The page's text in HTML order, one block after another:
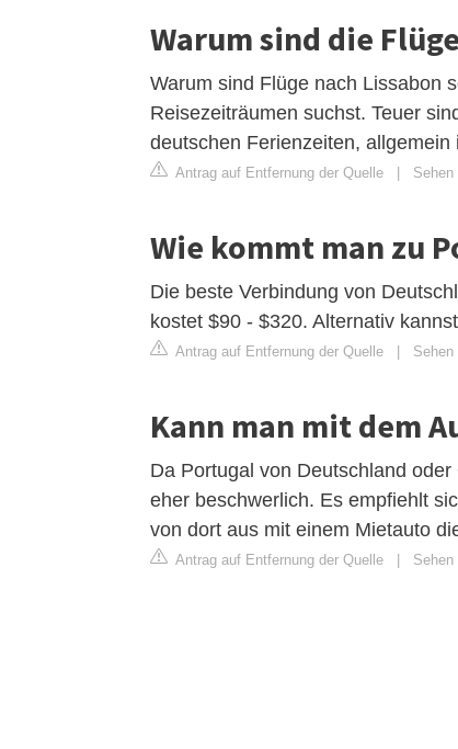
Warum sind die
Warum sind Flüge nach Lissabon
Reisezeiträumen suchst. Teuer
deutschen Ferienzeiten,
Antrag auf Entfernung der Quelle |
Wie kommt man zu
Die beste Verbindung von
kostet $90 - $320. Alternativ
Antrag auf Entfernung der Quelle |
Kann man mit dem
Da Portugal von Deutschland
eher beschwerlich. Es empfiehlt
von dort aus mit einem Mietauto
Antrag auf Entfernung der Quelle |